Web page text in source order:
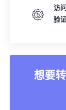
访
验
想要